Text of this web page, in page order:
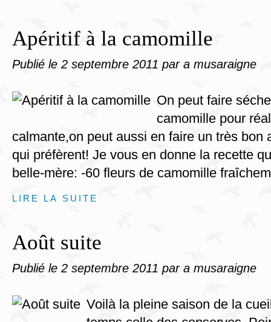
Apéritif à la camomille
Publié le 2 septembre 2011 par a musaraigne
On peut faire
camomille pour
calmante,on peut aussi en faire un très bon
qui préfèrent! Je vous en donne la recette
belle-mère: -60 fleurs de camomille
LIRE LA SUITE
Août suite
Publié le 2 septembre 2011 par a musaraigne
Voilà la pleine saison de la